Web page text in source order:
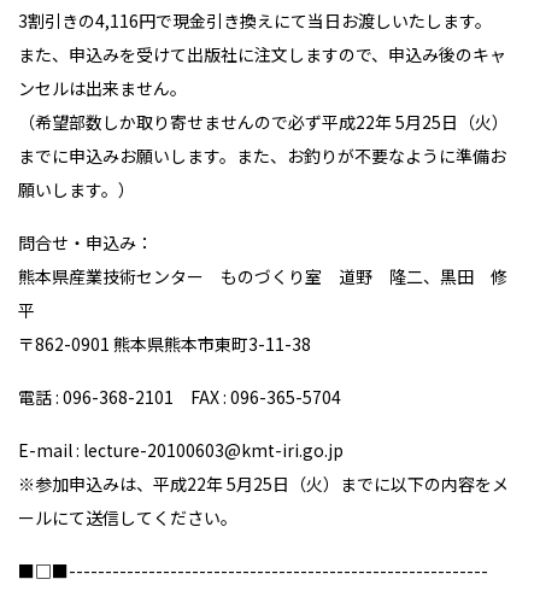
3割引きの4,116円で現金引き換えにて当日お渡しいたします。
また、申込みを受けて出版社に注文しますので、申込み後のキャ
ンセルは出来ません。
（希望部数しか取り寄せませんので必ず平成22年 5月25日（火）
までに申込みお願いします。また、お釣りが不要なように準備お
願いします。）
問合せ・申込み：
熊本県産業技術センター ものづくり室 道野 隆二、黒田 修
平
〒862-0901 熊本県熊本市東町3-11-38
電話 : 096-368-2101 FAX : 096-365-5704
E-mail : lecture-20100603@kmt-iri.go.jp
※参加申込みは、平成22年 5月25日（火）までに以下の内容をメ
ールにて送信してください。
■□■----------------------------------------------------------